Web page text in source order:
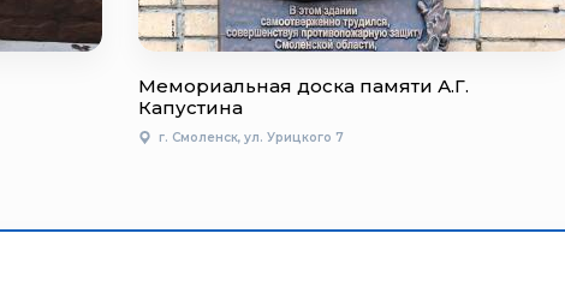
Мемориальная доска памяти А.Г.
Капустина
г. Смоленск, ул. Урицкого 7